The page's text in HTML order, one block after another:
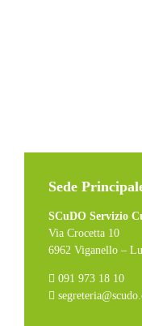
Sede
SCuDO Servizio
Via Crocetta 10
6962 Viganello –
091 973 18 10